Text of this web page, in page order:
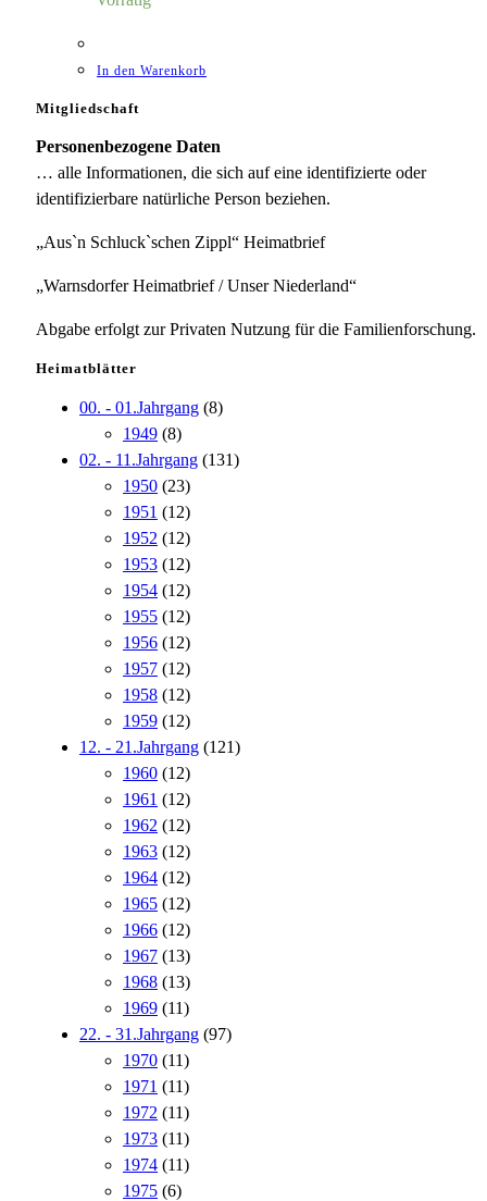
In den Warenkorb
Mitgliedschaft
Personenbezogene Daten
… alle Informationen, die sich auf eine identifizierte oder
identifizierbare natürliche Person beziehen.
„Aus`n Schluck`schen Zippl“ Heimatbrief
„Warnsdorfer Heimatbrief / Unser Niederland“
Abgabe erfolgt zur Privaten Nutzung für die Familienforschung.
Heimatblätter
00. - 01.Jahrgang (8)
1949 (8)
02. - 11.Jahrgang (131)
1950 (23)
1951 (12)
1952 (12)
1953 (12)
1954 (12)
1955 (12)
1956 (12)
1957 (12)
1958 (12)
1959 (12)
12. - 21.Jahrgang (121)
1960 (12)
1961 (12)
1962 (12)
1963 (12)
1964 (12)
1965 (12)
1966 (12)
1967 (13)
1968 (13)
1969 (11)
22. - 31.Jahrgang (97)
1970 (11)
1971 (11)
1972 (11)
1973 (11)
1974 (11)
1975 (6)